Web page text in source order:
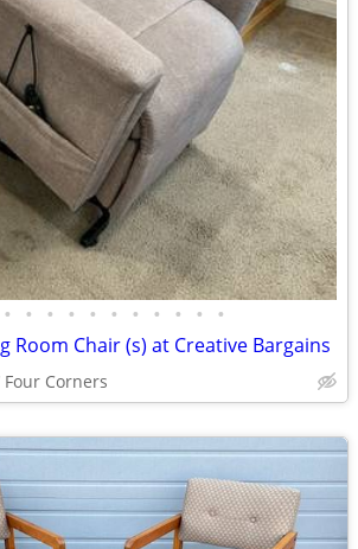
• • • • • • • • • • •
Room Chair (s) at Creative Bargains
Corners